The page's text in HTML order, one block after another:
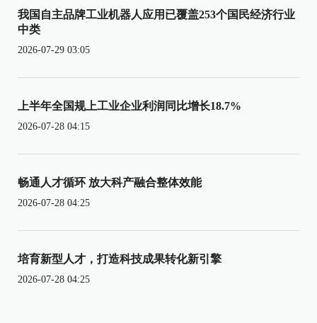
我国自主品牌工业机器人应用已覆盖253个国民经济行业
中类
2026-07-29 03:05
上半年全国规上工业企业利润同比增长18.7%
2026-07-28 04:15
畅通人才循环 放大科产融合整体效能
2026-07-28 04:25
培育新型人才，打造科技成果转化新引擎
2026-07-28 04:25